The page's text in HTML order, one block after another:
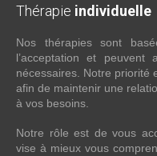
Thérapie individuelle
Nos thérapies sont
l’acceptation et peuvent
nécessaires. Notre priorité
afin de maintenir une
à vos besoins.
Notre rôle est de vous
vise à mieux vous